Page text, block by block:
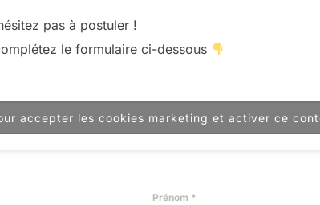
pas à postuler !
le formulaire ci-dessous
accepter les cookies marketing et activer ce
Prénom *